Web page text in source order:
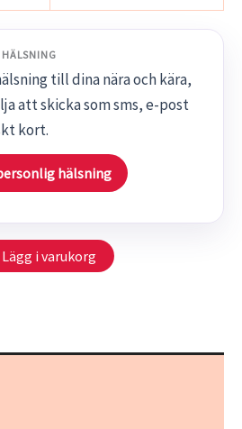
till dina nära och kära,
att skicka som sms, e-post
kort.
hälsning
Lägg i varukorg